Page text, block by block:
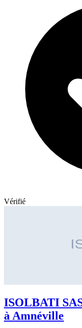
Vérifié
ISOLBATI
à Amnéville